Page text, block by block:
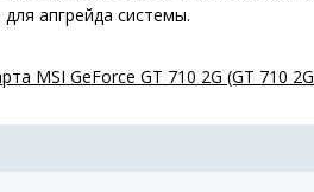
апгрейда системы.
MSI GeForce GT 710 2G (GT 710